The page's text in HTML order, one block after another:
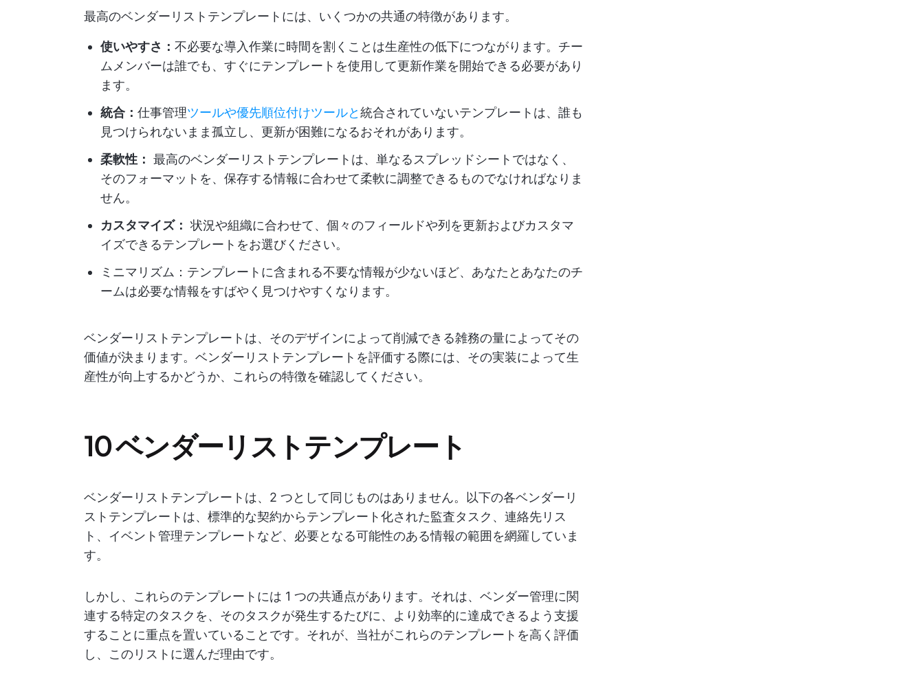
最高のベンダーリストテンプレートには、いくつかの共通の特徴があります。
使いやすさ： 不必要な導入作業に時間を割くことは生産性の低下につながります。チー
ムメンバーは誰でも、すぐにテンプレートを使用して更新作業を開始できる必要があり
ます。
統合： 仕事管理ツールや優先順位付けツールと統合されていないテンプレートは、誰も
見つけられないまま孤立し、更新が困難になるおそれがあります。
柔軟性： 最高のベンダーリストテンプレートは、単なるスプレッドシートではなく、
そのフォーマットを、保存する情報に合わせて柔軟に調整できるものでなければなりま
せん。
カスタマイズ： 状況や組織に合わせて、個々のフィールドや列を更新およびカスタマ
イズできるテンプレートをお選びください。
ミニマリズム：テンプレートに含まれる不要な情報が少ないほど、あなたとあなたのチ
ームは必要な情報をすばやく見つけやすくなります。
ベンダーリストテンプレートは、そのデザインによって削減できる雑務の量によってその
価値が決まります。ベンダーリストテンプレートを評価する際には、その実装によって生
産性が向上するかどうか、これらの特徴を確認してください。
10 ベンダーリストテンプレート
ベンダーリストテンプレートは、2 つとして同じものはありません。以下の各ベンダーリ
ストテンプレートは、標準的な契約からテンプレート化された監査タスク、連絡先リス
ト、イベント管理テンプレートなど、必要となる可能性のある情報の範囲を網羅していま
す。
しかし、これらのテンプレートには 1 つの共通点があります。それは、ベンダー管理に関
連する特定のタスクを、そのタスクが発生するたびに、より効率的に達成できるよう支援
することに重点を置いていることです。それが、当社がこれらのテンプレートを高く評価
し、このリストに選んだ理由です。